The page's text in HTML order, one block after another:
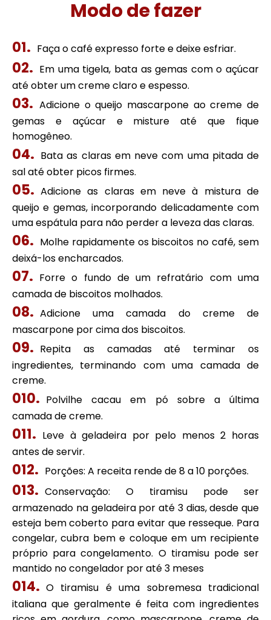
Modo de fazer
Faça o café expresso forte e deixe esfriar.
Em uma tigela, bata as gemas com o açúcar
até obter um creme claro e espesso.
Adicione o queijo mascarpone ao creme de
gemas e açúcar e misture até que fique
homogêneo.
Bata as claras em neve com uma pitada de
sal até obter picos firmes.
Adicione as claras em neve à mistura de
queijo e gemas, incorporando delicadamente com
uma espátula para não perder a leveza das claras.
Molhe rapidamente os biscoitos no café, sem
deixá-los encharcados.
Forre o fundo de um refratário com uma
camada de biscoitos molhados.
Adicione uma camada do creme de
mascarpone por cima dos biscoitos.
Repita as camadas até terminar os
ingredientes, terminando com uma camada de
creme.
Polvilhe cacau em pó sobre a última
camada de creme.
Leve à geladeira por pelo menos 2 horas
antes de servir.
Porções: A receita rende de 8 a 10 porções.
Conservação: O tiramisu pode ser
armazenado na geladeira por até 3 dias, desde que
esteja bem coberto para evitar que resseque. Para
congelar, cubra bem e coloque em um recipiente
próprio para congelamento. O tiramisu pode ser
mantido no congelador por até 3 meses
O tiramisu é uma sobremesa tradicional
italiana que geralmente é feita com ingredientes